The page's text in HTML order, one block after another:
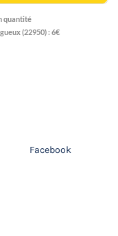
quantité
(22950) : 6€
Facebook